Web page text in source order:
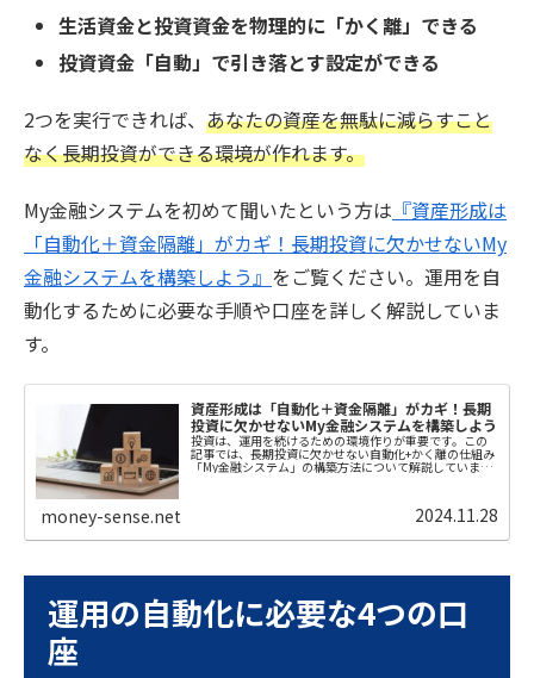
生活資金と投資資金を物理的に「かく離」できる
投資資金「自動」で引き落とす設定ができる
2つを実行できれば、 あなたの資産を無駄に減らすこと
なく長期投資ができる環境が作れます。
My金融システムを初めて聞いたという方は 『資産形成は
「自動化＋資金隔離」がカギ！長期投資に欠かせないMy
金融システムを構築しよう』 をご覧ください。運用を自
動化するために必要な手順や口座を詳しく解説していま
す。
資産形成は「自動化＋資金隔離」がカギ！長期
投資に欠かせないMy金融システムを構築しよう
投資は、運用を続けるための環境作りが重要です。この
記事では、長期投資に欠かせない自動化+かく離の仕組み
「My金融システム」の構築方法について解説していま
money-sense.net 2024.11.28
運用の自動化に必要な4つの口
座